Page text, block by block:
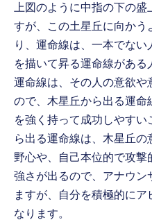
上図のように中指の下の
すが、この土星丘に向かう
り、運命線は、一本でな
を描いて昇る運命線がある
運命線は、その人の意欲や
ので、木星丘から出る運命
を強く持って成功しやす
ら出る運命線は、木星丘
野心や、自己本位的で攻
強さが出るので、アナウン
ますが、自分を積極的に
なります。